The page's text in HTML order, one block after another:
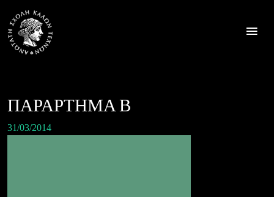
content
ΠΑΡΑΡΤΗΜΑ Β
31/03/2014